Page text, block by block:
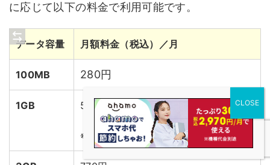
に応じて以下の料金で利用可能です。
データ容量 月額料金（税込）／月
100MB 280円
1GB 550円
※使用量が100MB未満の月は280円